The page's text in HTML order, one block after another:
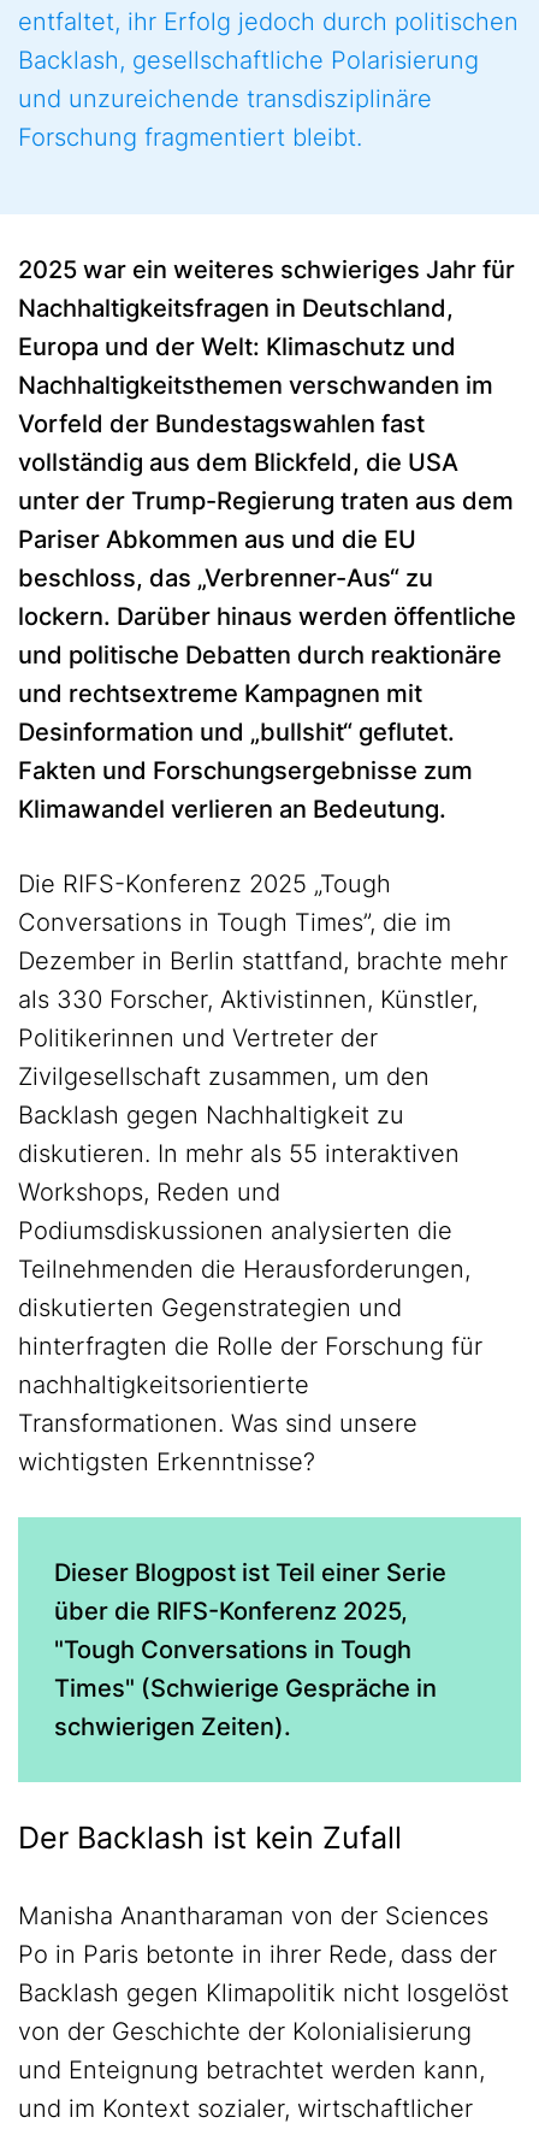
entfaltet, ihr Erfolg jedoch durch politischen
Backlash, gesellschaftliche Polarisierung
und unzureichende transdisziplinäre
Forschung fragmentiert bleibt.
2025 war ein weiteres schwieriges Jahr für
Nachhaltigkeitsfragen in Deutschland,
Europa und der Welt: Klimaschutz und
Nachhaltigkeitsthemen verschwanden im
Vorfeld der Bundestagswahlen fast
vollständig aus dem Blickfeld, die USA
unter der Trump-Regierung traten aus dem
Pariser Abkommen aus und die EU
beschloss, das „Verbrenner-Aus“ zu
lockern. Darüber hinaus werden öffentliche
und politische Debatten durch reaktionäre
und rechtsextreme Kampagnen mit
Desinformation und „bullshit“ geflutet.
Fakten und Forschungsergebnisse zum
Klimawandel verlieren an Bedeutung.
Die RIFS-Konferenz 2025 „Tough
Conversations in Tough Times”, die im
Dezember in Berlin stattfand, brachte mehr
als 330 Forscher, Aktivistinnen, Künstler,
Politikerinnen und Vertreter der
Zivilgesellschaft zusammen, um den
Backlash gegen Nachhaltigkeit zu
diskutieren. In mehr als 55 interaktiven
Workshops, Reden und
Podiumsdiskussionen analysierten die
Teilnehmenden die Herausforderungen,
diskutierten Gegenstrategien und
hinterfragten die Rolle der Forschung für
nachhaltigkeitsorientierte
Transformationen. Was sind unsere
wichtigsten Erkenntnisse?
Dieser Blogpost ist Teil einer Serie
über die RIFS-Konferenz 2025,
"Tough Conversations in Tough
Times" (Schwierige Gespräche in
schwierigen Zeiten).
Der Backlash ist kein Zufall
Manisha Anantharaman von der Sciences
Po in Paris betonte in ihrer Rede, dass der
Backlash gegen Klimapolitik nicht losgelöst
von der Geschichte der Kolonialisierung
und Enteignung betrachtet werden kann,
und im Kontext sozialer, wirtschaftlicher